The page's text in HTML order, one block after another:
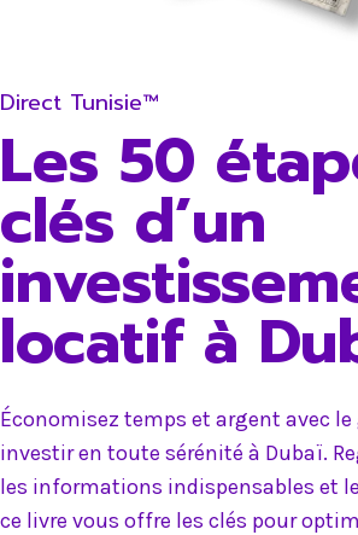
Direct Tunisie™
Les 50
clés d’un
locatif à
Économisez temps et argent avec
investir en toute sérénité à Dubaï.
les informations indispensables et
ce livre vous offre les clés pour